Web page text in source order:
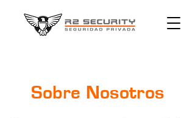
Sobre Nosotros